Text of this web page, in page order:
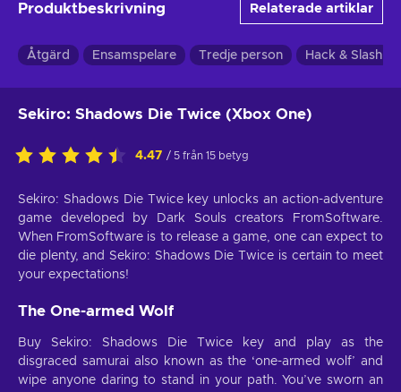
Produktbeskrivning Relaterade artiklar
Åtgärd Ensamspelare Tredje person Hack & Slash
Sekiro: Shadows Die Twice (Xbox One)
4.47 / 5 från 15 betyg
Sekiro: Shadows Die Twice key unlocks an action-adventure
game developed by Dark Souls creators FromSoftware.
When FromSoftware is to release a game, one can expect to
die plenty, and Sekiro: Shadows Die Twice is certain to meet
your expectations!
The One-armed Wolf
Buy Sekiro: Shadows Die Twice key and play as the
disgraced samurai also known as the ‘one-armed wolf’ and
wipe anyone daring to stand in your path. You’ve sworn an